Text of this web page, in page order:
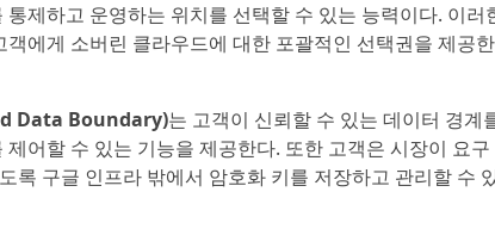
제하고 운영하는 위치를 선택할 수 있는 능력이다. 이러
에게 소버린 클라우드에 대한 포괄적인 선택권을 제공한
Data Boundary)는 고객이 신뢰할 수 있는 데이터 경계
어할 수 있는 기능을 제공한다. 또한 고객은 시장이 요구
록 구글 인프라 밖에서 암호화 키를 저장하고 관리할 수